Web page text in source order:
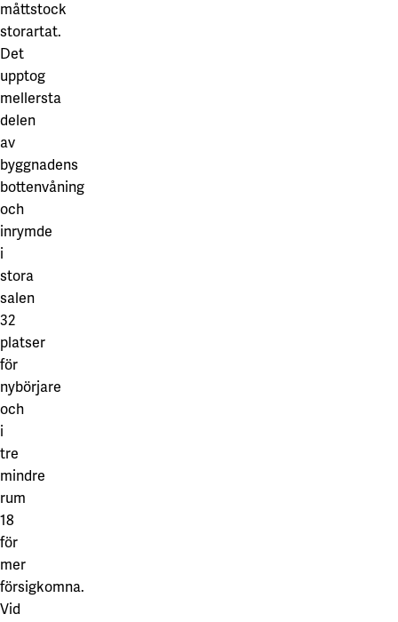
måttstock
storartat.
Det
upptog
mellersta
delen
av
byggnadens
bottenvåning
och
inrymde
i
stora
salen
32
platser
för
nybörjare
och
i
tre
mindre
rum
18
för
mer
försigkomna.
Vid